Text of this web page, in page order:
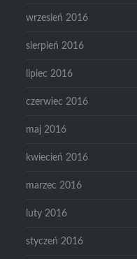
wrzesień 2016
sierpień 2016
lipiec 2016
czerwiec 2016
maj 2016
kwiecień 2016
marzec 2016
luty 2016
styczeń 2016